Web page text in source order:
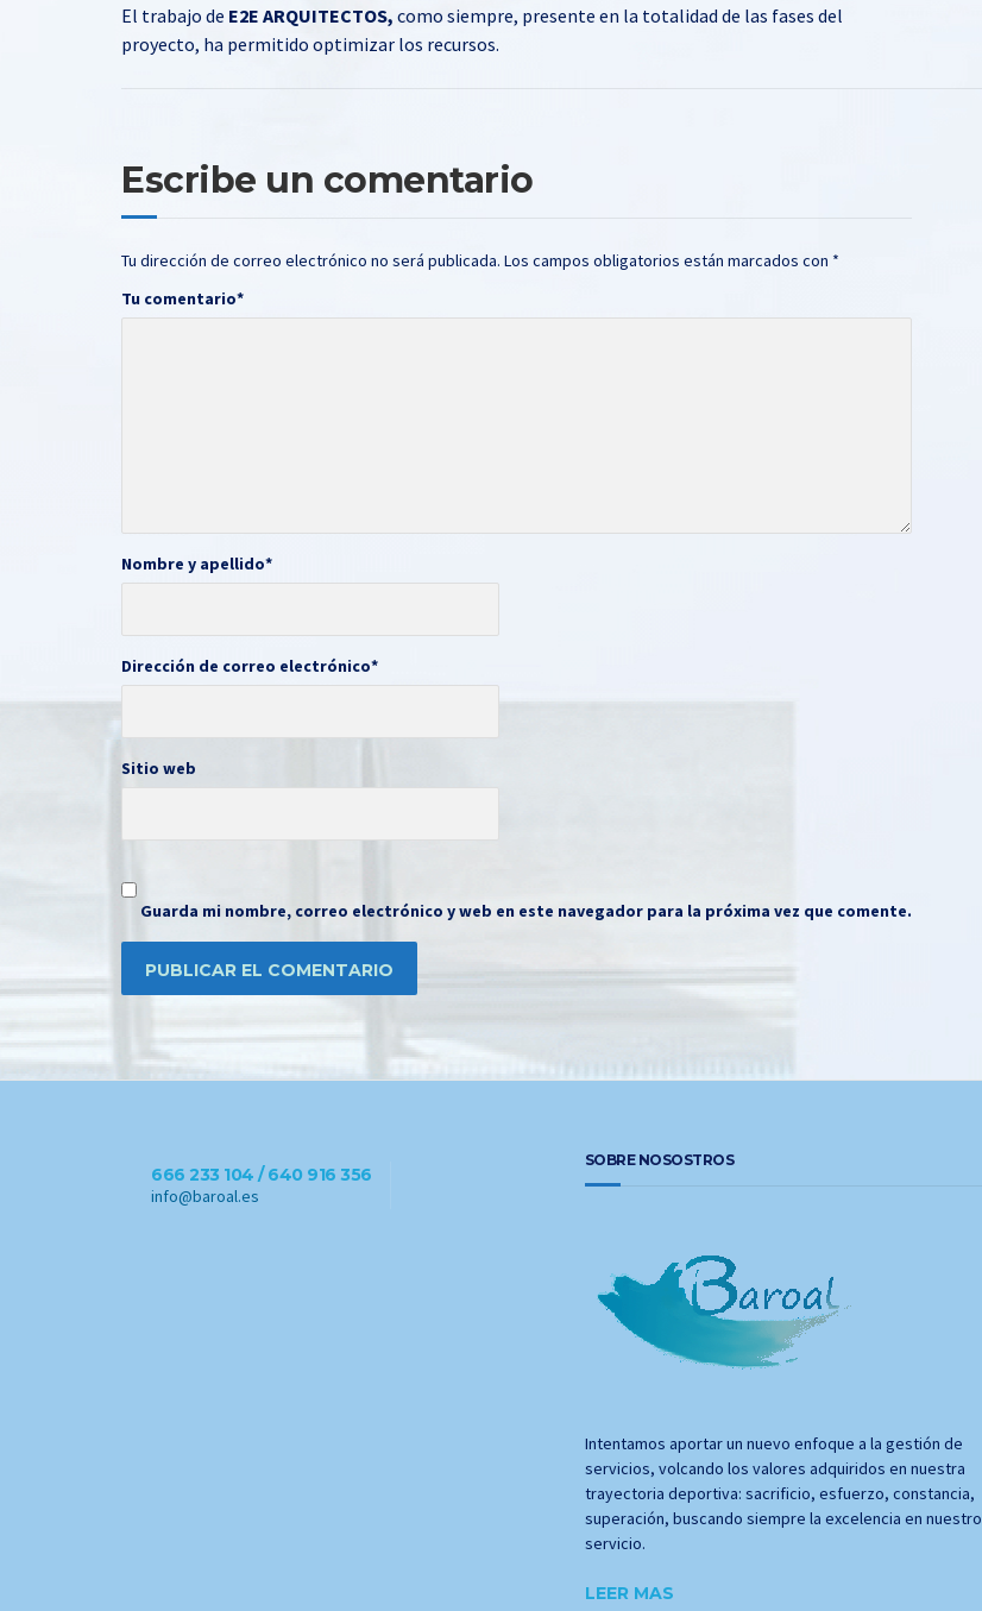
El trabajo de E2E ARQUITECTOS, como siempre, presente en la totalidad de las fases del
proyecto, ha permitido optimizar los recursos.
Escribe un comentario
Tu dirección de correo electrónico no será publicada. Los campos obligatorios están marcados con *
Tu comentario*
Nombre y apellido*
Dirección de correo electrónico*
Sitio web
Guarda mi nombre, correo electrónico y web en este navegador para la próxima vez que comente.
666 233 104 / 640 916 356
info@baroal.es
SOBRE NOSOSTROS
Intentamos aportar un nuevo enfoque a la gestión de
servicios, volcando los valores adquiridos en nuestra
trayectoria deportiva: sacrificio, esfuerzo, constancia,
superación, buscando siempre la excelencia en nuestro
servicio.
LEER MAS